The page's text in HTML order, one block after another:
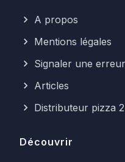
A propos
Mentions légales
Signaler une erreur
Articles
Distributeur pizza
Découvrir